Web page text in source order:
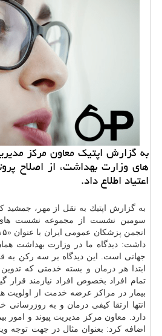
به گزارش اپتیك معاون مركز
های وزارت بهداشت، از اصلاح
اعتیاد اطلاع داد.
به گزارش اپتیك به نقل از مهر، جمشید
سومین نشست از مجموعه نشست
داشت: دیدگاه ما در وزارت بهداشت
جهانی است. این دیدگاه بر سه ركن به
ابتدا هردرمان و بسته خدمتی كه
تمام افراد بخصوص افراد نیازمند قرار
بیمار در مراكز عرضه خدمت از اولویت
انتها ارتقا كیفی درمان و به روزرسانی
دارد. معاون مركز مدیریت پیوند و امور
اضافه كرد: بعنوان مثال در جهت توجه